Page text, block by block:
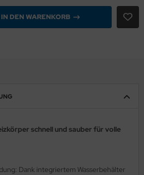
IN DEN WARENKORB
schnell und sauber für volle
Dank integriertem Wasserbehälter